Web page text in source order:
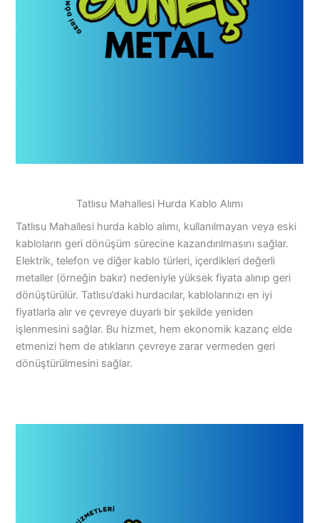
Tatlısu Mahallesi Hurda Kablo Alımı
Tatlısu Mahallesi hurda kablo alımı, kullanılmayan veya eski
kabloların geri dönüşüm sürecine kazandırılmasını sağlar.
Elektrik, telefon ve diğer kablo türleri, içerdikleri değerli
metaller (örneğin bakır) nedeniyle yüksek fiyata alınıp geri
dönüştürülür. Tatlısu’daki hurdacılar, kablolarınızı en iyi
fiyatlarla alır ve çevreye duyarlı bir şekilde yeniden
işlenmesini sağlar. Bu hizmet, hem ekonomik kazanç elde
etmenizi hem de atıkların çevreye zarar vermeden geri
dönüştürülmesini sağlar.